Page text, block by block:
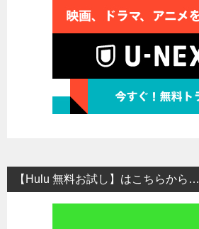
【Hulu 無料お試し】はこちらから…